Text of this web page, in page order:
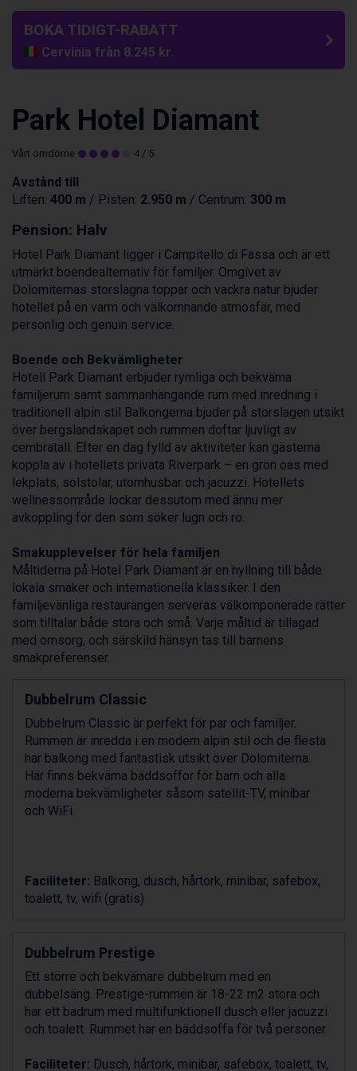
BOKA TIDIGT-RABATT
Cervinia från 8.245 kr.
Sölden från 12.995 kr.
Passo Tonale från 5.895 kr.
Saalbach från 9.445 kr.
Sestriere från 6.945 kr.
Fieberbrunn från 9.645 kr.
Ischgl från 11.295 kr.
Wagrain från 7.095 kr.
Val Thorens från 8.395 kr.
Zell am See från 6.295 kr.
Canazei från 7.195 kr.
Livigno från 5.595 kr.
Ponte di Legno från 7.395 kr.
Sauze dOulx från 6.145 kr.
Bad Gastein från 6.295 kr.
Arabba från 11.045 kr.
La Thuile från 7.045 kr.
Cervinia från 8.245 kr.
Sölden från 12.995 kr.
Bad Hofgastein från 8.595 kr.
Passo Tonale från 5.895 kr.
Saalbach från 9.445 kr.
Champoluc från 5.945 kr.
Sestriere från 6.945 kr.
Ischgl från 11.295 kr.
Wagrain från 7.095 kr.
Val Thorens från 8.395 kr.
St. Anton från 11.245 kr.
Zell am See från 6.295 kr.
Canazei från 7.195 kr.
Livigno från 5.595 kr.
Sauze dOulx från 6.145 kr.
Alleghe från 8.545 kr.
Bad Gastein från 6.295 kr.
Arabba från 11.045 kr.
La Thuile från 7.045 kr.
Cervinia från 8.245 kr.
Sölden från 12.995 kr.
Champoluc från 5.945 kr.
Sestriere från 6.945 kr.
Fieberbrunn från 9.645 kr.
Wagrain från 7.095 kr.
Val Thorens från 8.395 kr.
St. Anton från 11.245 kr.
Zell am See från 6.295 kr.
Canazei från 7.195 kr.
Livigno från 5.595 kr.
Park Hotel Diamant
Vårt omdöme 4 / 5
Avstånd till
Liften: 400 m / Pisten: 2.950 m / Centrum: 300 m
Pension: Halv
Hotel Park Diamant ligger i Campitello di Fassa och är ett
utmärkt boendealternativ för familjer. Omgivet av
Dolomiternas storslagna toppar och vackra natur bjuder
hotellet på en varm och välkomnande atmosfär, med
personlig och genuin service.
Boende och Bekvämligheter
Hotell Park Diamant erbjuder rymliga och bekväma
familjerum samt sammanhängande rum med inredning i
traditionell alpin stil Balkongerna bjuder på storslagen utsikt
över bergslandskapet och rummen doftar ljuvligt av
cembratall. Efter en dag fylld av aktiviteter kan gästerna
koppla av i hotellets privata Riverpark – en grön oas med
lekplats, solstolar, utomhusbar och jacuzzi. Hotellets
wellnessområde lockar dessutom med ännu mer
avkoppling för den som söker lugn och ro.
Smakupplevelser för hela familjen
Måltiderna på Hotel Park Diamant är en hyllning till både
lokala smaker och internationella klassiker. I den
familjevänliga restaurangen serveras välkomponerade rätter
som tilltalar både stora och små. Varje måltid är tillagad
med omsorg, och särskild hänsyn tas till barnens
smakpreferenser.
Dubbelrum Classic
Dubbelrum Classic är perfekt för par och familjer.
Rummen är inredda i en modern alpin stil och de flesta
har balkong med fantastisk utsikt över Dolomiterna.
Här finns bekväma bäddsoffor för barn och alla
moderna bekvämligheter såsom satellit-TV, minibar
och WiFi.
Faciliteter: Balkong, dusch, hårtork, minibar, safebox,
toalett, tv, wifi (gratis)
Dubbelrum Prestige
Ett större och bekvämare dubbelrum med en
dubbelsäng. Prestige-rummen är 18-22 m2 stora och
har ett badrum med multifunktionell dusch eller jacuzzi
och toalett. Rummet har en bäddsoffa för två personer.
Faciliteter: Dusch, hårtork, minibar, safebox, toalett, tv,